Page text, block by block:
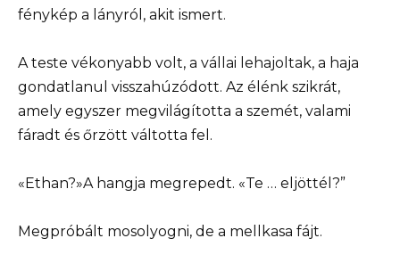
fénykép a lányról, akit ismert.
A teste vékonyabb volt, a vállai lehajoltak, a haja
gondatlanul visszahúzódott. Az élénk szikrát,
amely egyszer megvilágította a szemét, valami
fáradt és őrzött váltotta fel.
«Ethan?»A hangja megrepedt. «Te … eljöttél?”
Megpróbált mosolyogni, de a mellkasa fájt.